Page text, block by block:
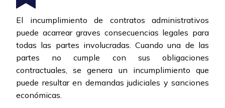
El incumplimiento de contratos administrativos
puede acarrear graves consecuencias legales para
todas las partes involucradas. Cuando una de las
partes no cumple con sus obligaciones
contractuales, se genera un incumplimiento que
puede resultar en demandas judiciales y sanciones
económicas.